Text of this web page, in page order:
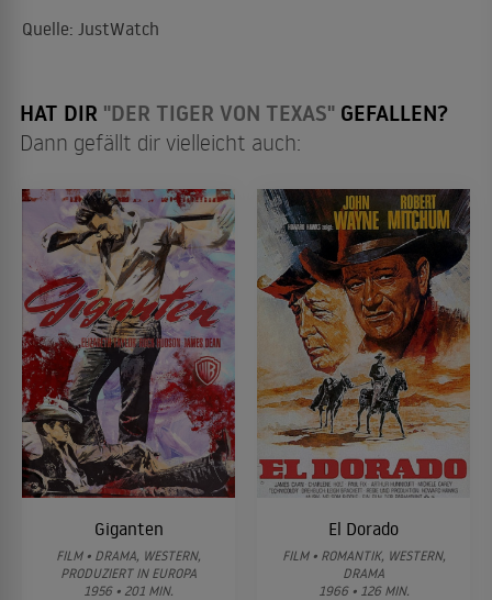
Quelle: JustWatch
HAT DIR "DER TIGER VON TEXAS" GEFALLEN?
Dann gefällt dir vielleicht auch:
Giganten
FILM • DRAMA, WESTERN,
PRODUZIERT IN EUROPA
1956 • 201 MIN.
El Dorado
FILM • ROMANTIK, WESTERN,
DRAMA
1966 • 126 MIN.